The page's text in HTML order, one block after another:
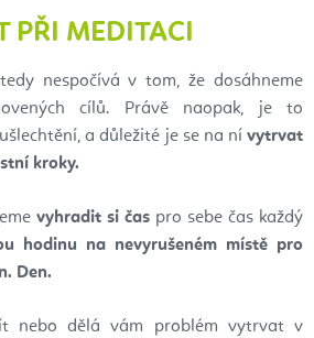
PŘI MEDITACI
nespočívá v tom, že dosáhneme
cílů. Právě naopak, je to
a důležité je se na ní vytrvat
kroky.
vyhradit si čas pro sebe čas každý
hodinu na nevyrušeném místě pro
Den.
nebo dělá vám problém vytrvat v